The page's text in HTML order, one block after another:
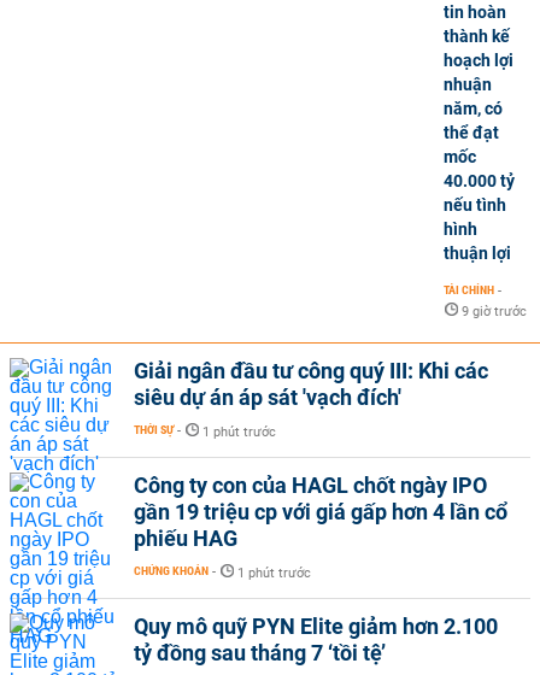
tin hoàn
thành kế
hoạch lợi
nhuận
năm, có
thể đạt
mốc
40.000 tỷ
nếu tình
hình
thuận lợi
TÀI CHÍNH -
9 giờ trước
Giải ngân đầu tư công quý III: Khi các
siêu dự án áp sát 'vạch đích'
THỜI SỰ - 1 phút trước
Công ty con của HAGL chốt ngày IPO
gần 19 triệu cp với giá gấp hơn 4 lần cổ
phiếu HAG
CHỨNG KHOÁN - 1 phút trước
Quy mô quỹ PYN Elite giảm hơn 2.100
tỷ đồng sau tháng 7 ‘tồi tệ’